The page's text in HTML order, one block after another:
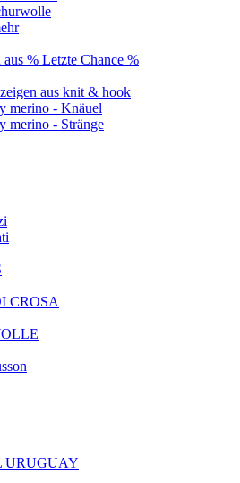
% Letzte Chance %
aus knit & hook
merino - Knäuel
merino - Stränge
CROSA
URUGUAY